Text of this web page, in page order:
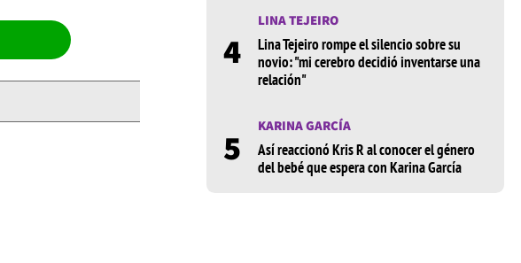
4
LINA TEJEIRO
Lina Tejeiro rompe el silencio sobre su
novio: "mi cerebro decidió inventarse una
relación"
5
KARINA GARCÍA
Así reaccionó Kris R al conocer el género
del bebé que espera con Karina García